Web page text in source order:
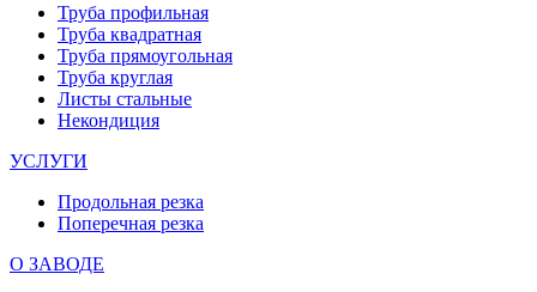
Труба профильная
Труба квадратная
Труба прямоугольная
Труба круглая
Листы стальные
Некондиция
УСЛУГИ
Продольная резка
Поперечная резка
О ЗАВОДЕ